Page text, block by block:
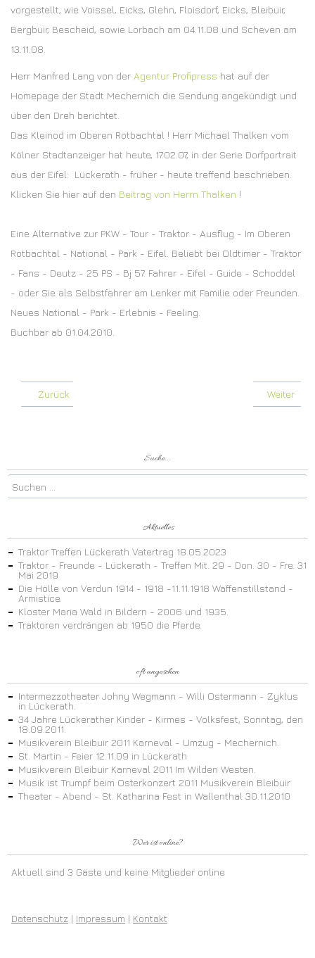
vorgestellt, wie Voissel, Eicks, Glehn, Floisdorf, Eicks, Bleibuir,
Bergbuir, Bescheid, sowie Lorbach am 04.11.08 und Scheven am
13.11.08.
Herr Manfred Lang von der Agentur Profipress hat auf der
Homepage der Stadt Mechernich die Sendung angekündigt und
über den Dreh berichtet.
Das Kleinod im Oberen Rotbachtal ! Herr Michael Thalken vom
Kölner Stadtanzeiger hat heute, 17.02.07, in der Serie Dorfportrait
aus der Eifel: Lückerath - früher - heute treffend beschrieben.
Klicken Sie hier auf den Beitrag von Herrn Thalken !
Eine Alternative zur PKW - Tour - Traktor - Ausflug - Im Oberen
Rotbachtal - National - Park - Eifel. Beliebt bei Oldtimer - Traktor
- Fans - Deutz - 25 PS - Bj 57. Fahrer - Eifel - Guide - Schoddel
- oder Sie als Selbstfahrer am Lenker mit Familie oder Freunden.
Neues National - Park - Erlebnis - Feeling.
Buchbar ab 01.04.2010.
Zurück Weiter
Suche...
Aktuelles
Traktor Treffen Lückerath Vatertrag 18.05.2023
Traktor - Freunde - Lückerath - Treffen Mit. 29 - Don. 30 - Fre. 31
Mai 2019
Die Hölle von Verdun 1914 - 1918 -11.11.1918 Waffenstillstand -
Armistice.
Kloster Maria Wald in Bildern - 2006 und 1935.
Traktoren verdrängen ab 1950 die Pferde.
oft angesehen
Intermezzotheater Johny Wegmann - Willi Ostermann - Zyklus
in Lückerath.
34 Jahre Lückerather Kinder - Kirmes - Volksfest, Sonntag, den
18.09.2011.
Musikverein Bleibuir 2011 Karneval - Umzug - Mechernich.
St. Martin - Feier 12.11.09 in Lückerath
Musikverein Bleibuir Karneval 2011 Im Wilden Westen.
Musik ist Trumpf beim Osterkonzert 2011 Musikverein Bleibuir
Theater - Abend - St. Katharina Fest in Wallenthal 30.11.2010
Wer ist online?
Aktuell sind 3 Gäste und keine Mitglieder online
Datenschutz | Impressum | Kontakt